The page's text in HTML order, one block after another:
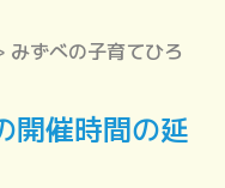
みずべの子育てひろ
開催時間の延